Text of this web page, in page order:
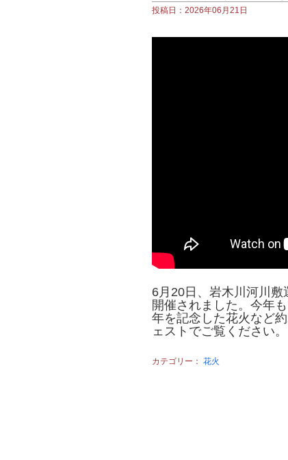
投稿日：2026年06月21日
6月20日、岩木川河川
開催されました。今年
年を記念した花火など
ェストでご覧ください。
カテゴリー： 花火